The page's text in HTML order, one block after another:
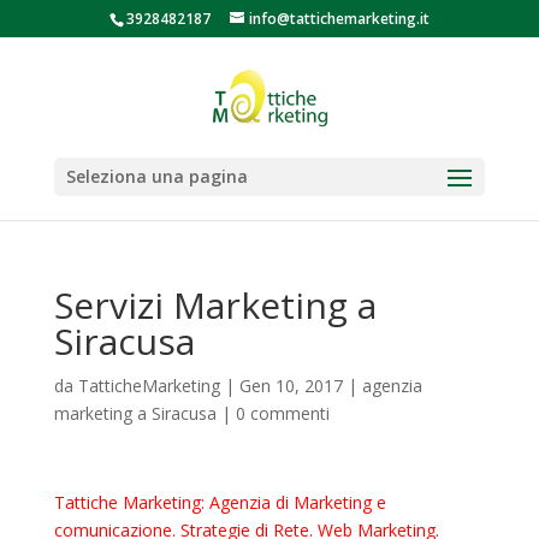
3928482187 info@tattichemarketing.it
Seleziona una pagina
Servizi Marketing a
Siracusa
da TatticheMarketing| Gen 10, 2017| agenzia
marketing a Siracusa | 0 commenti
Tattiche Marketing: Agenzia di Marketing e
comunicazione. Strategie di Rete. Web Marketing.